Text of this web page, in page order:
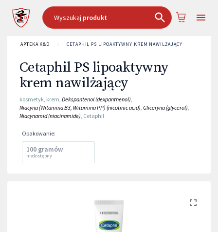
Wyszukaj produkt
APTEKA K&D › CETAPHIL PS LIPOAKTYWNY KREM NAWILŻAJĄCY
Cetaphil PS lipoaktywny
krem nawilżający
kosmetyk, krem, Dekspantenol (dexpanthenol),
Niacyna (Witamina B3, Witamina PP) (nicotinic acid), Gliceryna (glycerol),
Niacynamid (niacinamide), Cetaphil
Opakowanie:
100 gramów
niedostępny